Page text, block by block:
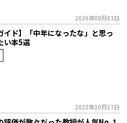
2026年08月03日
イド】「中年になったな」と思っ
い本5選
2022年10月17日